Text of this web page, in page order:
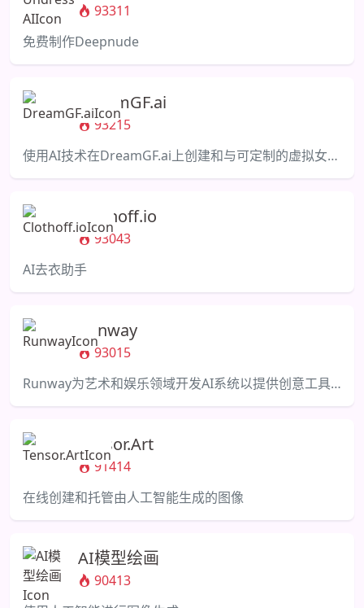
93311
免费制作Deepnude
DreamGF.ai
93215
使用AI技术在DreamGF.ai上创建和与可定制的虚拟女友互动。
Clothoff.io
93043
AI去衣助手
Runway
93015
Runway为艺术和娱乐领域开发AI系统以提供创意工具。
Tensor.Art
91414
在线创建和托管由人工智能生成的图像
AI模型绘画
90413